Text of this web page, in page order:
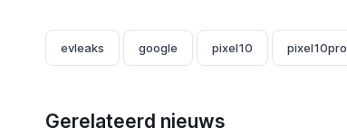
evleaks google pixel10 pixel10pro
Gerelateerd nieuws